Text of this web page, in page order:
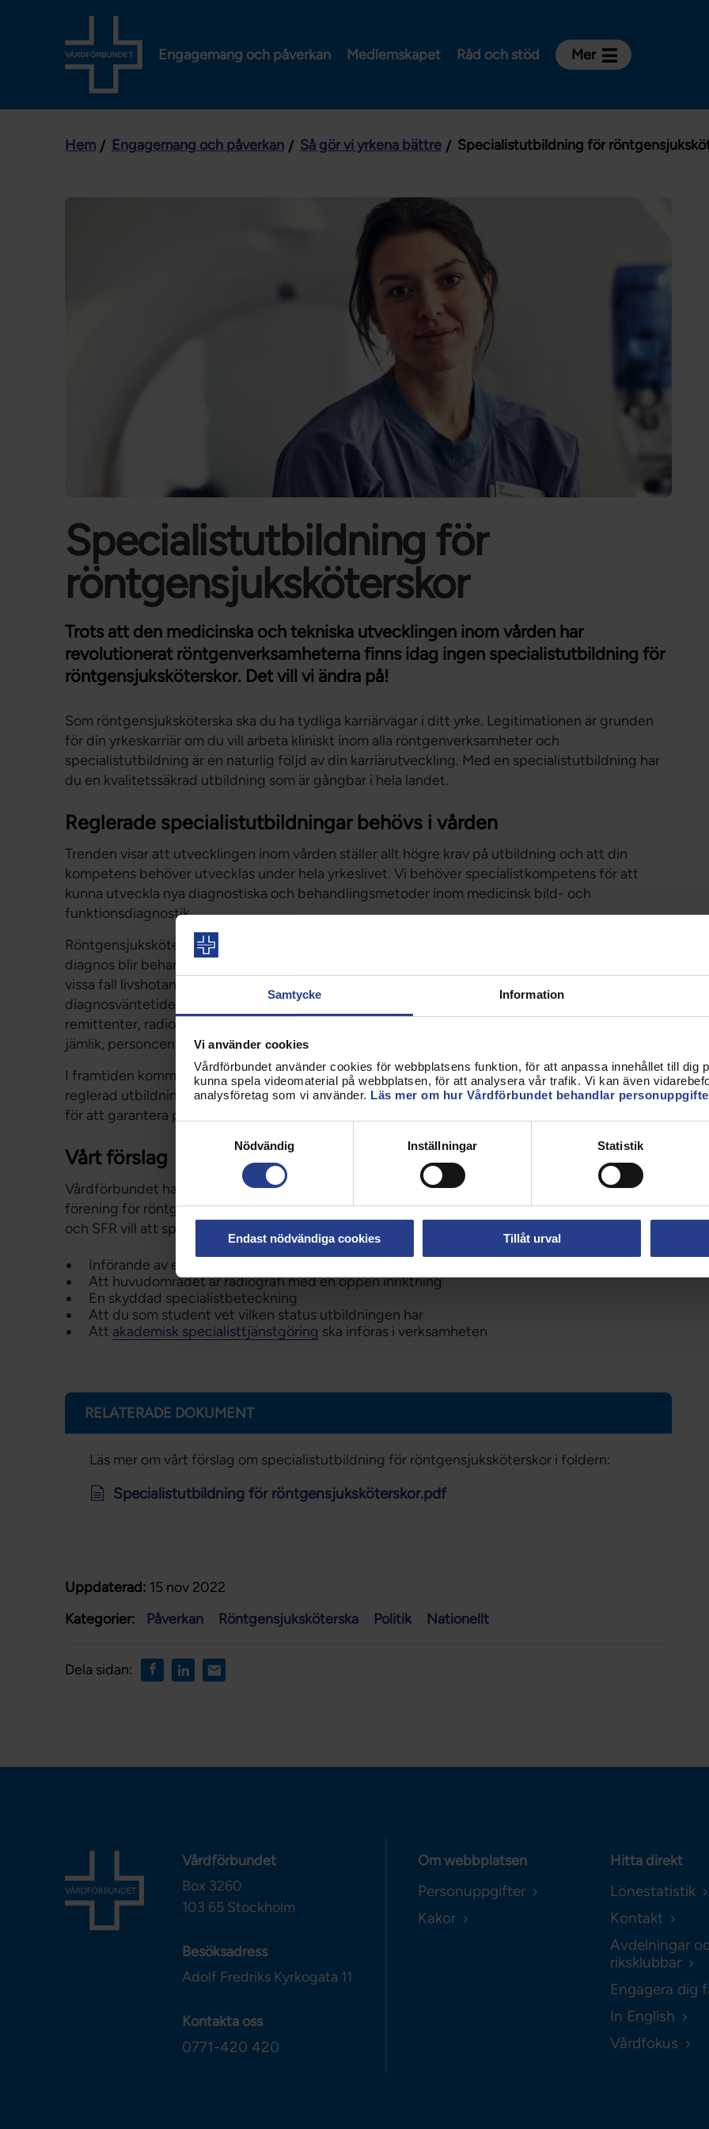
Samtycke Information
Vi använder cookies
Vårdförbundet använder cookies för webbplatsens funktion, för att anpassa innehållet till dig
kunna spela videomaterial på webbplatsen, för att analysera vår trafik. Vi kan även
analysföretag som vi använder. Läs mer om hur Vårdförbundet behandlar
Nödvändig
Inställningar Statistik
Endast nödvändiga cookies Tillåt urval
Engagemang och påverkan Medlemskapet Råd och stöd Mer
Om Vårdförbundet
Aktiviteter och utbildningar
För dig som är:
Sjuksköterska
Barnmorska
Röntgensjuksköterska
Biomedicinsk analytiker
Förtroendevald
Student
Chef
Hem Engagemang och påverkan Så gör vi yrkena bättre Specialistutbildning för
Specialistutbildning för
röntgensjuksköterskor
Trots att den medicinska och tekniska utvecklingen inom vården har
revolutionerat röntgenverksamheterna finns idag ingen specialistutbildning för
röntgensjuksköterskor. Det vill vi ändra på!
Som röntgensjuksköterska ska du ha tydliga karriärvägar i ditt yrke. Legitimationen är grunden
för din yrkeskarriär om du vill arbeta kliniskt inom alla röntgenverksamheter och
specialistutbildning är en naturlig följd av din karriärutveckling. Med en specialistutbildning har
du en kvalitetssäkrad utbildning som är gångbar i hela landet.
Reglerade specialistutbildningar behövs i vården
Trenden visar att utvecklingen inom vården ställer allt högre krav på utbildning och att din
kompetens behöver utvecklas under hela yrkeslivet. Vi behöver specialistkompetens för att
kunna utveckla nya diagnostiska och behandlingsmetoder inom medicinsk bild- och
funktionsdiagnostik.
Röntgensjuksköterskeprofessionen har en central funktion i vårdkedjan. Utan rätt och tidig
diagnos blir behandling och vårdande av patienten inte bara felaktigt, utan skadlig och även i
vissa fall livshotande. För att regionerna ska kunna hålla vårdgarantin, så måste
diagnosväntetiden vara kort. Specialistutbildning för röntgensjuksköterskor gynnar patienter,
remittenter, radiologer, övriga medarbetare och samhället i allmänhet. Det kan även bidra till en
jämlik, personcentrerad och nära vård i hela Sverige.
I framtiden kommer samtliga legitimationsyrken behöva specialister som har genomgått
reglerad utbildning. Detta med tanke på befolkningens rätt till kunskap om vem de möter samt
för att garantera patientens säkerhet.
Vårt förslag
Vårdförbundet har arbetat fram förslaget i nära samarbete med yrkesföreningen Svensk
förening för röntgensjuksköterskor, SFR. Här är en kort sammanfattning av hur Vårdförbundet
och SFR vill att specialistutbildningarna för röntgensjuksköterskor ska regleras:
Införande av en reglerad specialistutbildning på avancerad nivå
Att huvudområdet är radiografi med en öppen inriktning
En skyddad specialistbeteckning
Att du som student vet vilken status utbildningen har
Att akademisk specialisttjänstgöring ska införas i verksamheten
RELATERADE DOKUMENT
Läs mer om vårt förslag om specialistutbildning för röntgensjuksköterskor i foldern:
Specialistutbildning för röntgensjuksköterskor.pdf
Uppdaterad: 15 nov 2022
Kategorier:
Påverkan Röntgensjuksköterska Politik Nationellt
Dela sidan:
Vårdförbundet
Box 3260
103 65 Stockholm
Besöksadress
Adolf Fredriks Kyrkogata 11
Kontakta oss
0771-420 420
Om webbplatsen
Personuppgifter
Kakor
Hitta direkt
Lönestatistik
Kontakt
Avdelningar
riksklubbar
Engagera dig
In English
Vårdfokus